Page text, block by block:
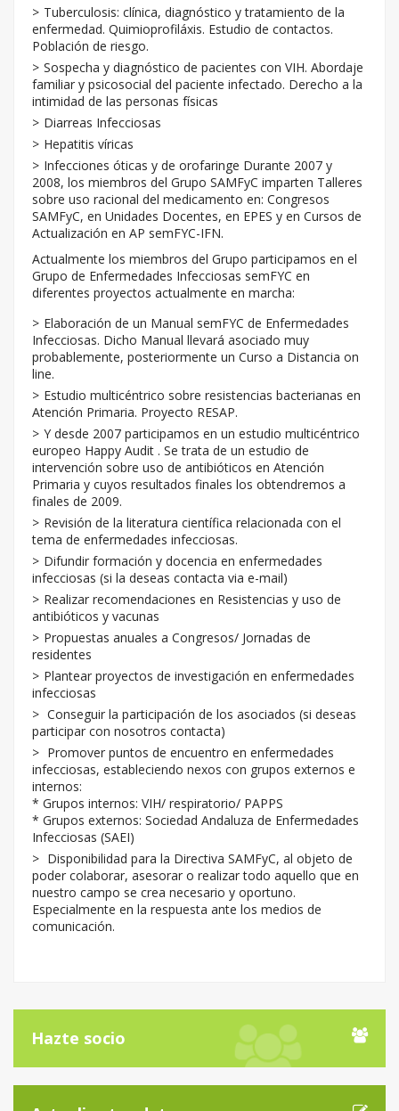
Tuberculosis: clínica, diagnóstico y tratamiento de la
enfermedad. Quimioprofiláxis. Estudio de contactos.
Población de riesgo.
Sospecha y diagnóstico de pacientes con VIH. Abordaje
familiar y psicosocial del paciente infectado. Derecho a la
intimidad de las personas físicas
Diarreas Infecciosas
Hepatitis víricas
Infecciones óticas y de orofaringe Durante 2007 y
2008, los miembros del Grupo SAMFyC imparten Talleres
sobre uso racional del medicamento en: Congresos
SAMFyC, en Unidades Docentes, en EPES y en Cursos de
Actualización en AP semFYC-IFN.
Actualmente los miembros del Grupo participamos en el
Grupo de Enfermedades Infecciosas semFYC en
diferentes proyectos actualmente en marcha:
Elaboración de un Manual semFYC de Enfermedades
Infecciosas. Dicho Manual llevará asociado muy
probablemente, posteriormente un Curso a Distancia on
line.
Estudio multicéntrico sobre resistencias bacterianas en
Atención Primaria. Proyecto RESAP.
Y desde 2007 participamos en un estudio multicéntrico
europeo Happy Audit . Se trata de un estudio de
intervención sobre uso de antibióticos en Atención
Primaria y cuyos resultados finales los obtendremos a
finales de 2009.
Revisión de la literatura científica relacionada con el
tema de enfermedades infecciosas.
Difundir formación y docencia en enfermedades
infecciosas (si la deseas contacta via e-mail)
Realizar recomendaciones en Resistencias y uso de
antibióticos y vacunas
Propuestas anuales a Congresos/ Jornadas de
residentes
Plantear proyectos de investigación en enfermedades
infecciosas
Conseguir la participación de los asociados (si deseas
participar con nosotros contacta)
Promover puntos de encuentro en enfermedades
infecciosas, estableciendo nexos con grupos externos e
internos:
* Grupos internos: VIH/ respiratorio/ PAPPS
* Grupos externos: Sociedad Andaluza de Enfermedades
Infecciosas (SAEI)
Disponibilidad para la Directiva SAMFyC, al objeto de
poder colaborar, asesorar o realizar todo aquello que en
nuestro campo se crea necesario y oportuno.
Especialmente en la respuesta ante los medios de
comunicación.
Hazte socio